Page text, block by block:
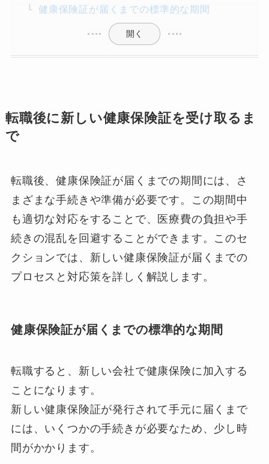
健康保険証が届くまでの標準的な期間
開く
転職後に新しい健康保険証を受け取るま
で
転職後、健康保険証が届くまでの期間には、さ
まざまな手続きや準備が必要です。この期間中
も適切な対応をすることで、医療費の負担や手
続きの混乱を回避することができます。このセ
クションでは、新しい健康保険証が届くまでの
プロセスと対応策を詳しく解説します。
健康保険証が届くまでの標準的な期間
転職すると、新しい会社で健康保険に加入する
ことになります。
新しい健康保険証が発行されて手元に届くまで
には、いくつかの手続きが必要なため、少し時
間がかかります。